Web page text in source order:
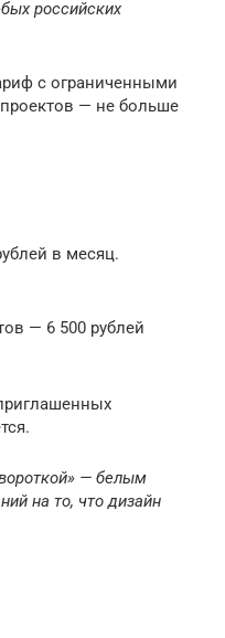
российских
с ограниченными
— не больше
в месяц.
— 6 500 рублей
— белым
на то, что дизайн